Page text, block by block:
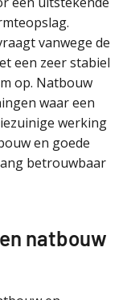
vanwege de
een zeer stabiel
op. Natbouw
waar een
werking
en goede
betrouwbaar
natbouw